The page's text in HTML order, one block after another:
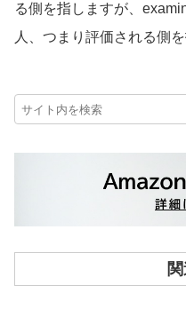
る側を指しますが、
人、つまり評価される側を